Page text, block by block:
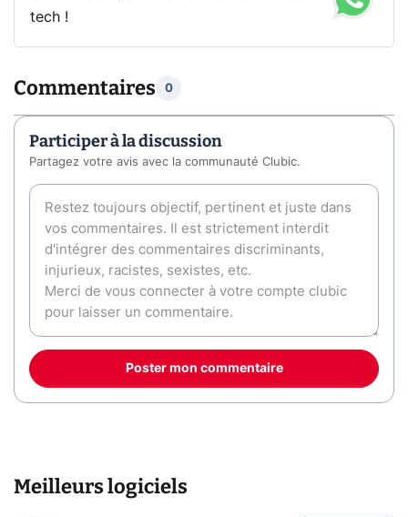
tech !
Commentaires 0
Participer à la discussion
Partagez votre avis avec la communauté Clubic.
Poster mon commentaire
Meilleurs logiciels